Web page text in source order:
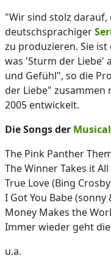
"Wir sind stolz darauf,
deutschsprachiger
zu produzieren. Sie
was 'Sturm der Liebe'
und Gefühl", so die
der Liebe" zusammen
2005 entwickelt.
Die Songs der Musical
The Pink Panther
The Winner Takes it
True Love (Bing
I Got You Babe (sonny
Money Makes the
Immer wieder geht
u.a.